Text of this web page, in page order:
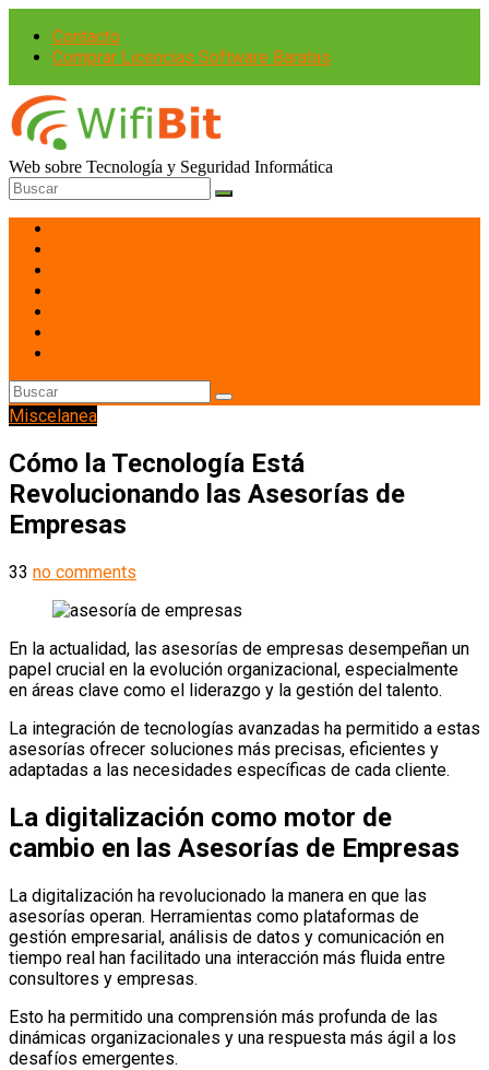
Contacto
Comprar Licencias Software Baratas
Web sobre Tecnología y Seguridad Informática
Miscelanea
Cómo la Tecnología Está
Revolucionando las Asesorías de
Empresas
33 no comments
En la actualidad, las asesorías de empresas desempeñan un
papel crucial en la evolución organizacional, especialmente
en áreas clave como el liderazgo y la gestión del talento.
La integración de tecnologías avanzadas ha permitido a estas
asesorías ofrecer soluciones más precisas, eficientes y
adaptadas a las necesidades específicas de cada cliente.
La digitalización como motor de
cambio en las Asesorías de Empresas
La digitalización ha revolucionado la manera en que las
asesorías operan. Herramientas como plataformas de
gestión empresarial, análisis de datos y comunicación en
tiempo real han facilitado una interacción más fluida entre
consultores y empresas.
Esto ha permitido una comprensión más profunda de las
dinámicas organizacionales y una respuesta más ágil a los
desafíos emergentes.